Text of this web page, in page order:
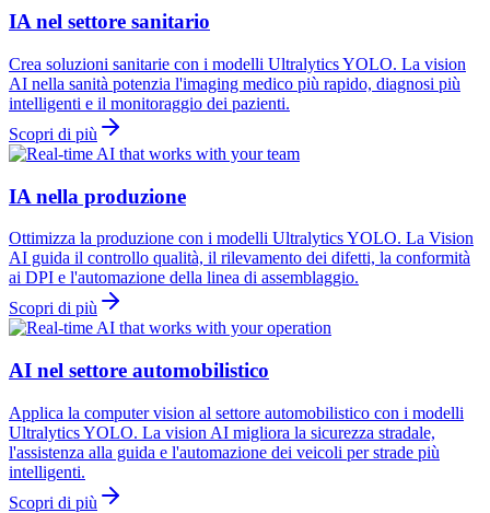
IA nel settore sanitario
Crea soluzioni sanitarie con i modelli Ultralytics YOLO. La vision
AI nella sanità potenzia l'imaging medico più rapido, diagnosi più
intelligenti e il monitoraggio dei pazienti.
Scopri di più
IA nella produzione
Ottimizza la produzione con i modelli Ultralytics YOLO. La Vision
AI guida il controllo qualità, il rilevamento dei difetti, la conformità
ai DPI e l'automazione della linea di assemblaggio.
Scopri di più
AI nel settore automobilistico
Applica la computer vision al settore automobilistico con i modelli
Ultralytics YOLO. La vision AI migliora la sicurezza stradale,
l'assistenza alla guida e l'automazione dei veicoli per strade più
intelligenti.
Scopri di più